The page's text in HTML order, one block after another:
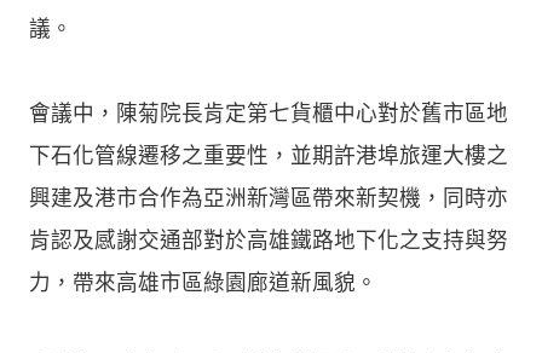
議。
會議中，陳菊院長肯定第七貨櫃中心對於舊市區地
下石化管線遷移之重要性，並期許港埠旅運大樓之
興建及港市合作為亞洲新灣區帶來新契機，同時亦
肯認及感謝交通部對於高雄鐵路地下化之支持與努
力，帶來高雄市區綠園廊道新風貌。